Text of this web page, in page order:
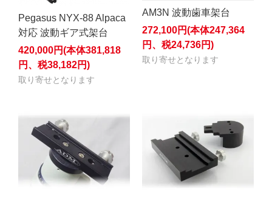
Pegasus NYX-88 Alpaca
対応 波動ギア式架台
420,000円(本体381,818
円、税38,182円)
取り寄せとなります
AM3N 波動歯車架台
272,100円(本体247,364
円、税24,736円)
取り寄せとなります